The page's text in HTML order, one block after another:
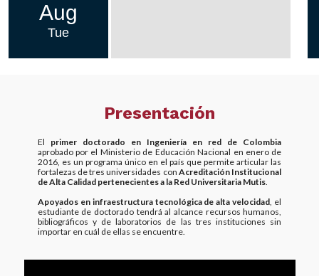
Aug
Tue
Presentación
El primer doctorado en Ingeniería en red de Colombia
aprobado por el Ministerio de Educación Nacional en enero de
2016, es un programa único en el país que permite articular las
fortalezas de tres universidades conAcreditación Institucional
de Alta Calidad pertenecientes a la Red Universitaria Mutis.
Apoyados en infraestructura tecnológica de alta velocidad, el
estudiante de doctorado tendrá al alcance recursos humanos,
bibliográficos y de laboratorios de las tres instituciones sin
importar en cuál de ellas se encuentre.